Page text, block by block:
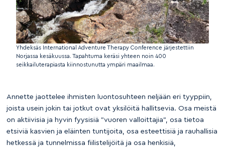
Yhdeksäs International Adventure Therapy Conference järjestettiin
Norjassa kesäkuussa. Tapahtuma keräsi yhteen noin 400
seikkailuterapiasta kiinnostunutta ympäri maailmaa.
Annette jaottelee ihmisten luontosuhteen neljään eri tyyppiin,
joista usein jokin tai jotkut ovat yksilöitä hallitsevia. Osa meistä
on aktiivisia ja hyvin fyysisiä ”vuoren valloittajia”, osa tietoa
etsiviä kasvien ja eläinten tuntijoita, osa esteettisiä ja rauhallisia
hetkessä ja tunnelmissa fiilistelijöitä ja osa henkisiä,